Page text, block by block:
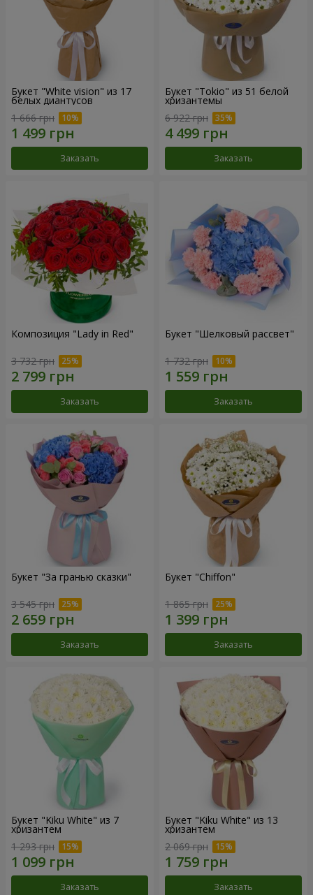
Букет "White vision" из 17
белых диантусов
1 666 грн
Заказать
Букет "Tokio" из 51 белой
хризантемы
6 922 грн
Заказать
Композиция "Lady in Red"
3 732 грн
Заказать
Букет "Шелковый рассвет"
1 732 грн
Заказать
Букет "За гранью сказки"
3 545 грн
Заказать
Букет "Chiffon"
1 865 грн
Заказать
Букет "Kiku White" из 7
хризантем
1 293 грн
Заказать
Букет "Kiku White" из 13
хризантем
2 069 грн
Заказать